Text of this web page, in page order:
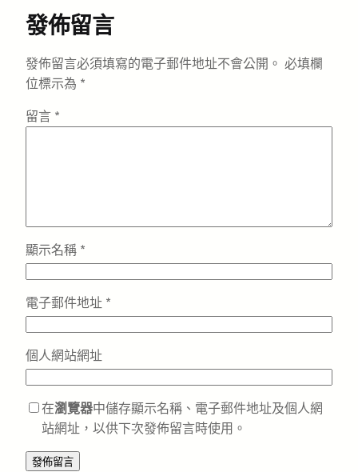
發佈留言
發佈留言必須填寫的電子郵件地址不會公開。 必填欄
位標示為 *
留言 *
顯示名稱 *
電子郵件地址 *
個人網站網址
在瀏覽器中儲存顯示名稱、電子郵件地址及個人網
站網址，以供下次發佈留言時使用。